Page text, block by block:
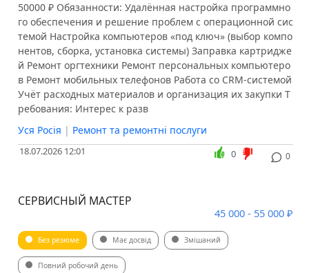
50000 ₽ Обязанности: Удалённая настройка программно
го обеспечения и решение проблем с операционной сис
темой Настройка компьютеров «под ключ» (выбор компо
нентов, сборка, установка системы) Заправка картридже
й Ремонт оргтехники Ремонт персональных компьютеро
в Ремонт мобильных телефонов Работа со CRM-системой
Учёт расходных материалов и организация их закупки Т
ребования: Интерес к разв
Уся Росія | Ремонт та ремонтні послуги
18.07.2026 12:01 0
0
СЕРВИСНЫЙ МАСТЕР
45 000 - 55 000 ₽
Без резюме Має досвід Змішаний
Повний робочий день